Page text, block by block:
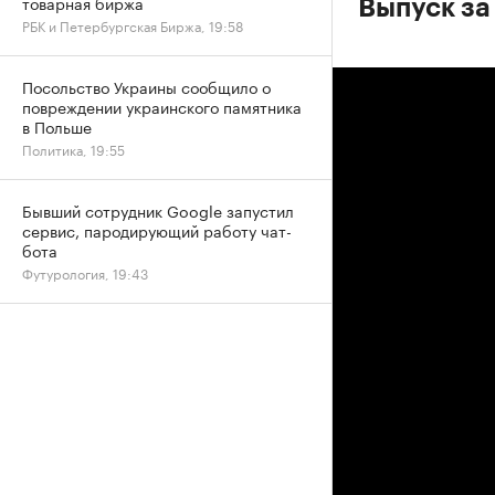
Выпуск
РБК и Петербургская Биржа, 19:58
Посольство Украины сообщило о
повреждении украинского памятника
в Польше
Политика, 19:55
Бывший сотрудник Google запустил
сервис, пародирующий работу чат-
бота
Футурология, 19:43